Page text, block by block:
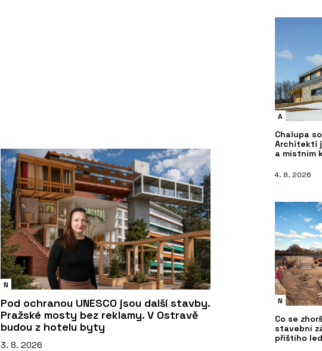
N
Pod ochranou UNESCO jsou další stavby.
Pražské mosty bez reklamy. V Ostravě
budou z hotelu byty
3. 8. 2026
A
Chalupa
Architekti
a místním
4. 8. 2026
N
Co se
stavební
příštího